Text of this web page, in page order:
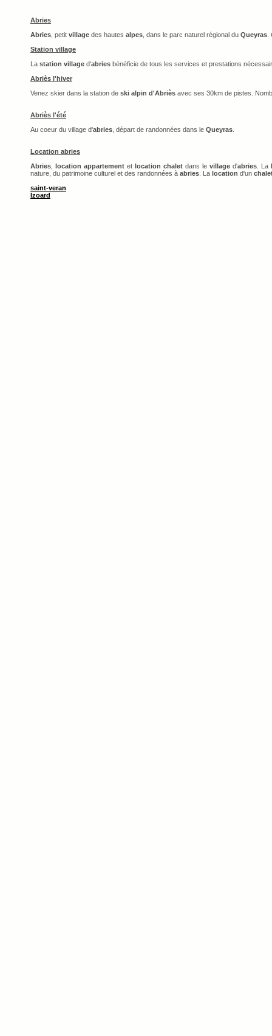
Abries
Abries , petit village des hautes alpes , dans le parc naturel régional du Queyras
Station village
La station village d'abries bénéficie de tous les services et prestations
Abriès l'hiver
Venez skier dans la station de ski alpin d'Abriès avec ses 30km de pistes.
Abriès l'été
Au coeur du village d'abries , départ de randonnées dans le Queyras
Location abries
Abries ,location appartement etlocation chalet dans levillage d'abries . La
nature, du patrimoine culturel et des randonnées à abries . La location d'un
saint-veran
Izoard